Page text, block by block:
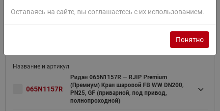
065N1157R
Ридан 065N1157R — RJIP Premium
(Премиум) Кран шаровой FB WW DN200,
PN25, GF (приварной, под привод,
полнопроходной)
Оставаясь на сайте, вы соглашаетесь с их использованием.
Понятно